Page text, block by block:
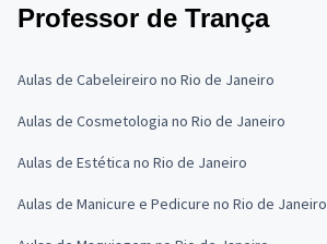
Professor de Trança
Aulas de Cabeleireiro no Rio de Janeiro
Aulas de Cosmetologia no Rio de Janeiro
Aulas de Estética no Rio de Janeiro
Aulas de Manicure e Pedicure no Rio de Janeiro